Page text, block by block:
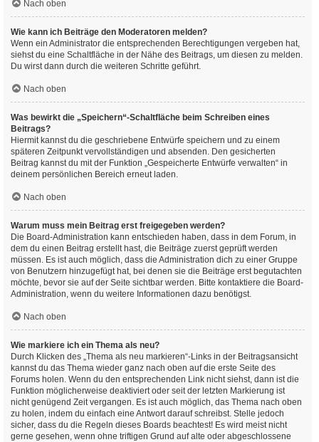
Nach oben
Wie kann ich Beiträge den Moderatoren melden?
Wenn ein Administrator die entsprechenden Berechtigungen vergeben hat,
siehst du eine Schaltfläche in der Nähe des Beitrags, um diesen zu melden.
Du wirst dann durch die weiteren Schritte geführt.
Nach oben
Was bewirkt die „Speichern“-Schaltfläche beim Schreiben eines
Beitrags?
Hiermit kannst du die geschriebene Entwürfe speichern und zu einem
späteren Zeitpunkt vervollständigen und absenden. Den gesicherten
Beitrag kannst du mit der Funktion „Gespeicherte Entwürfe verwalten“ in
deinem persönlichen Bereich erneut laden.
Nach oben
Warum muss mein Beitrag erst freigegeben werden?
Die Board-Administration kann entschieden haben, dass in dem Forum, in
dem du einen Beitrag erstellt hast, die Beiträge zuerst geprüft werden
müssen. Es ist auch möglich, dass die Administration dich zu einer Gruppe
von Benutzern hinzugefügt hat, bei denen sie die Beiträge erst begutachten
möchte, bevor sie auf der Seite sichtbar werden. Bitte kontaktiere die Board-
Administration, wenn du weitere Informationen dazu benötigst.
Nach oben
Wie markiere ich ein Thema als neu?
Durch Klicken des „Thema als neu markieren“-Links in der Beitragsansicht
kannst du das Thema wieder ganz nach oben auf die erste Seite des
Forums holen. Wenn du den entsprechenden Link nicht siehst, dann ist die
Funktion möglicherweise deaktiviert oder seit der letzten Markierung ist
nicht genügend Zeit vergangen. Es ist auch möglich, das Thema nach oben
zu holen, indem du einfach eine Antwort darauf schreibst. Stelle jedoch
sicher, dass du die Regeln dieses Boards beachtest! Es wird meist nicht
gerne gesehen, wenn ohne triftigen Grund auf alte oder abgeschlossene